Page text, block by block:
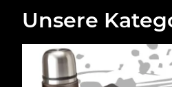
Unsere